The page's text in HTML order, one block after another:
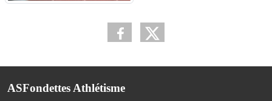
ASFondettes Athlétisme